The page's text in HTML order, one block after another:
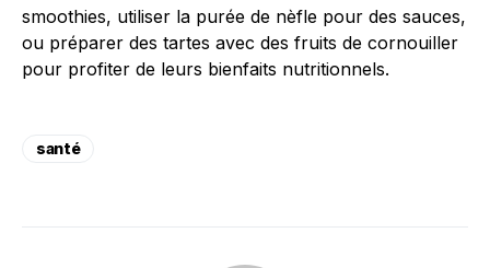
smoothies, utiliser la purée de nèfle pour des sauces,
ou préparer des tartes avec des fruits de cornouiller
pour profiter de leurs bienfaits nutritionnels.
santé